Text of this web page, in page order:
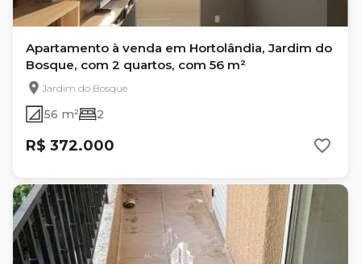
Apartamento à venda em Hortolândia, Jardim do
Bosque, com 2 quartos, com 56 m²
Jardim do Bosque
56 m² 2
R$ 372.000